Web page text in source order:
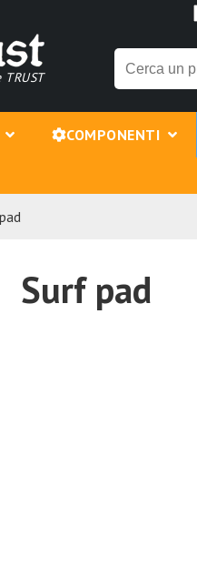
COMPONENTI
Surf pad